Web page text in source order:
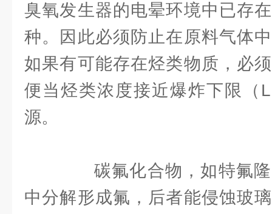
臭氧发生器的电晕环境中已存
种。因此必须防止在原料气体
如果有可能存在烃类物质，必
便当烃类浓度接近爆炸下限（
源。
碳氟化合物，如特氟隆
中分解形成氟，后者能侵蚀玻